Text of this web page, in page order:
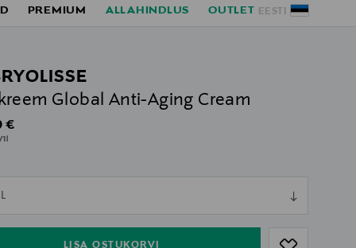
EESTI
PREMIUM ALLAHINDLUS OUTLET
Global Anti-Aging Cream
Price
€
LISA OSTUKORVI